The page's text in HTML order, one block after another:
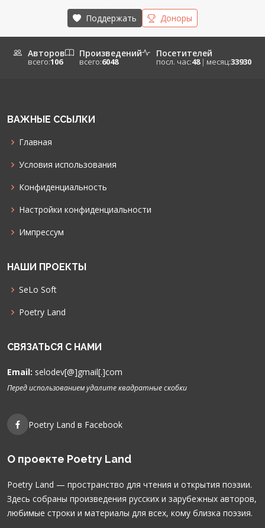
Поддержать Доноры
Авторов
всего:106
Произведений
всего:6048
Посетителей
посл. час:48 | месяц:33930
ВАЖНЫЕ ССЫЛКИ
Главная
Условия использования
Конфиденциальность
Настройки конфиденциальности
Импрессум
НАШИ ПРОЕКТЫ
SeLo Soft
Poetry Land
СВЯЗАТЬСЯ С НАМИ
Email: selodev[@]gmail[.]com
Перед использованием удалите квадратные скобки
Poetry Land в Facebook
О проекте Poetry Land
Poetry Land — пространство для чтения и открытия поэзии.
Здесь собраны произведения русских и зарубежных авторов,
любимые строки и материалы для всех, кому близка поэзия.